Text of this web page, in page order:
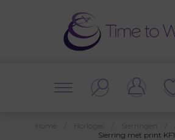
Sierring met print KF1